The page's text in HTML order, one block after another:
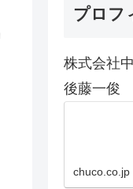
プロフ
株式会社
後藤一俊
chuco.co.jp